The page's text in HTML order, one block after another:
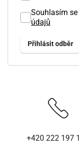
Souhlasím
údajů
+420 222 197